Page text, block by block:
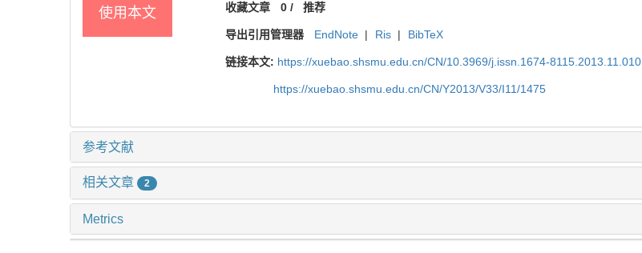
使用本文 收藏文章 0/ 推荐
导出引用管理器 EndNote | Ris | BibTeX
链接本文: https://xuebao.shsmu.edu.cn/CN/10.3969/j.issn.1674-8115.2013.11.010
https://xuebao.shsmu.edu.cn/CN/Y2013/V33/I11/1475
参考文献
相关文章 2
Metrics